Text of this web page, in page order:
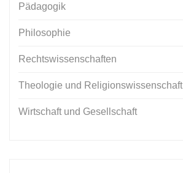
Pädagogik
Philosophie
Rechtswissenschaften
Theologie und Religionswissenschaft
Wirtschaft und Gesellschaft